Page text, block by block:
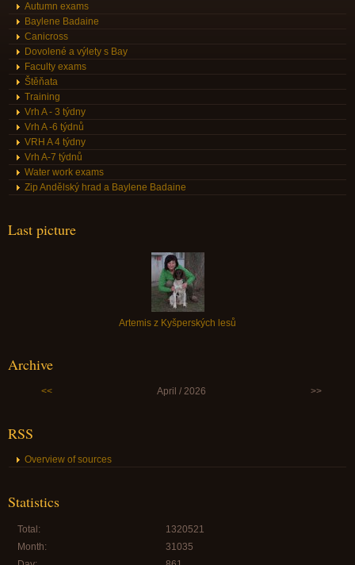
Autumn exams
Baylene Badaine
Canicross
Dovolené a výlety s Bay
Faculty exams
Štěňata
Training
Vrh A - 3 týdny
Vrh A -6 týdnů
VRH A 4 týdny
Vrh A-7 týdnů
Water work exams
Zip Andělský hrad a Baylene Badaine
Last picture
Artemis z Kyšperských lesů
Archive
<< April / 2026 >>
RSS
Overview of sources
Statistics
Total:
1320521
Month:
31035